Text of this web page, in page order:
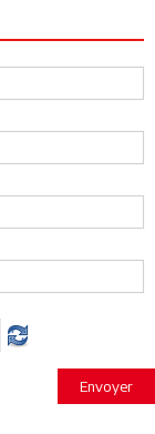
Envoyer